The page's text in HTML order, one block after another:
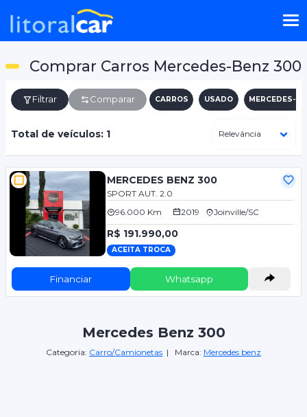
Comprar Carros Mercedes-Benz 300
Filtrar Comparar CARROS USADO MERCEDES-
Total de veículos: 1
MERCEDES BENZ 300
SPORT AUT. 2.0
96.000 Km
2019 Joinville/SC
R$ 191.990,00
ACEITA TROCA
Financiar Whatsapp
Mercedes Benz 300
Categoria: Carro/Camionetas | Marca: Mercedes benz